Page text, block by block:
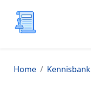
Home Kennisbank